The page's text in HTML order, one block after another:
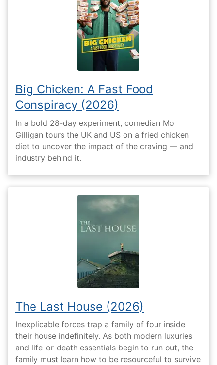
Big Chicken: A Fast Food
Conspiracy (2026)
In a bold 28-day experiment, comedian Mo
Gilligan tours the UK and US on a fried chicken
diet to uncover the impact of the craving — and
industry behind it.
The Last House (2026)
Inexplicable forces trap a family of four inside
their house indefinitely. As both modern luxuries
and life-or-death essentials begin to run out, the
family must learn how to be resourceful to survive